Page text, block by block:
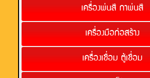
เครื่องพ่นสี กาพ่นสี
เครื่องมือก่อสร้าง
เครื่องเชื่อม ตู้เชื่อม